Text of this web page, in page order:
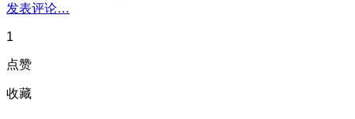
发表评论…
1
点赞
收藏